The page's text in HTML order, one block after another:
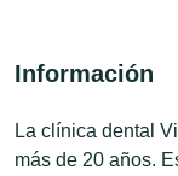
Información
La clínica dental
más de 20 años.